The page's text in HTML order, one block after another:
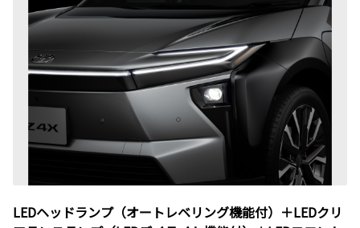
LEDヘッドランプ（オートレベリング機能付）＋LEDクリ